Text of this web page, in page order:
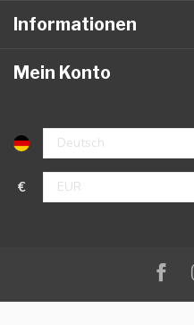
Informationen
Mein Konto
€